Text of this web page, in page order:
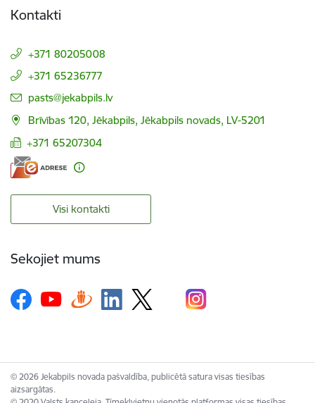
Kontakti
+371 80205008
+371 65236777
E-pasts:
pasts@jekabpils.lv
Brīvības 120, Jēkabpils, Jēkabpils novads, LV-5201
+371 65207304
Visi kontakti
Sekojiet mums
© 2026 Jekabpils novada pašvaldība, publicētā satura visas tiesības
aizsargātas.